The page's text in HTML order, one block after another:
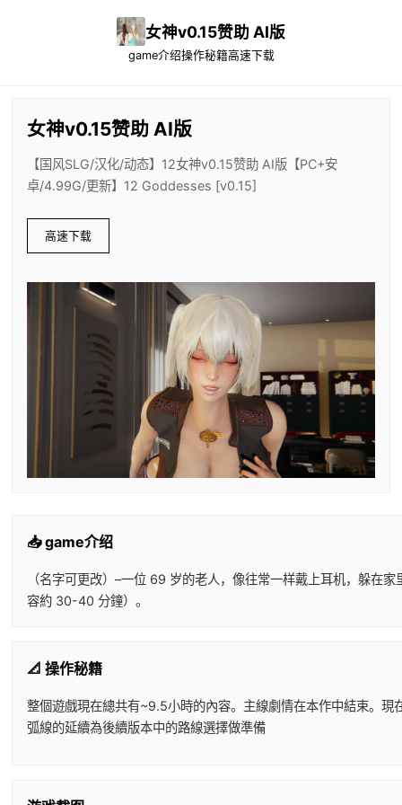
女神v0.15赞助 AI版
game介绍操作秘籍高速下载
女神v0.15赞助 AI版
【国风SLG/汉化/动态】12女神v0.15赞助 AI版【PC+安
卓/4.99G/更新】12 Goddesses [v0.15]
高速下载
📥 game介绍
（名字可更改）–一位 69 岁的老人，像往常一样戴上耳机，躲在
容約 30-40 分鐘）。
📐 操作秘籍
整個遊戲現在總共有~9.5小時的內容。主線劇情在本作中結束。
弧線的延續為後續版本中的路線選擇做準備